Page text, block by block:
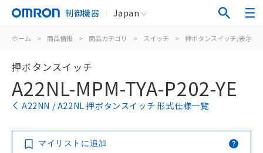
制御機器 Japan
ホーム > 商品情報 > 商品カテゴリ > スイッチ > 押ボタンスイッチ/表示灯
押ボタンスイッチ
A22NL-MPM-TYA-P202-YE
A22NN / A22NL 押ボタンスイッチ 形式仕様一覧
マイリストに追加